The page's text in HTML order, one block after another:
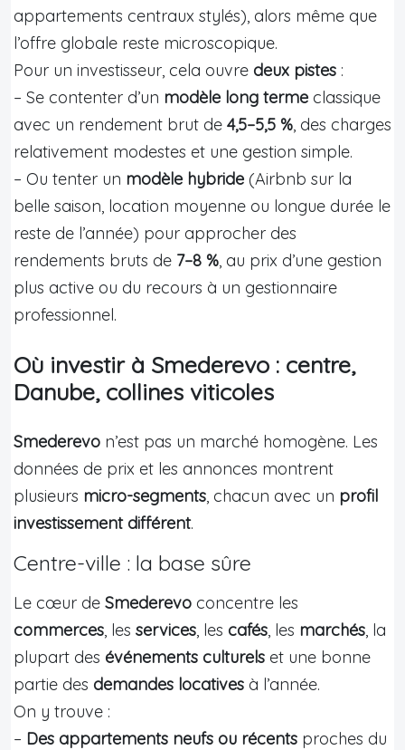
appartements centraux stylés), alors même que
l’offre globale reste microscopique.
Pour un investisseur, cela ouvre deux pistes :
– Se contenter d’un modèle long terme classique
avec un rendement brut de 4,5–5,5 %, des charges
relativement modestes et une gestion simple.
– Ou tenter un modèle hybride (Airbnb sur la
belle saison, location moyenne ou longue durée le
reste de l’année) pour approcher des
rendements bruts de 7–8 %, au prix d’une gestion
plus active ou du recours à un gestionnaire
professionnel.
Où investir à Smederevo : centre,
Danube, collines viticoles
Smederevo n’est pas un marché homogène. Les
données de prix et les annonces montrent
plusieurs micro-segments, chacun avec un profil
investissement différent.
Centre-ville : la base sûre
Le cœur de Smederevo concentre les
commerces, les services, les cafés, les marchés, la
plupart des événements culturels et une bonne
partie des demandes locatives à l’année.
On y trouve :
– Des appartements neufs ou récents proches du